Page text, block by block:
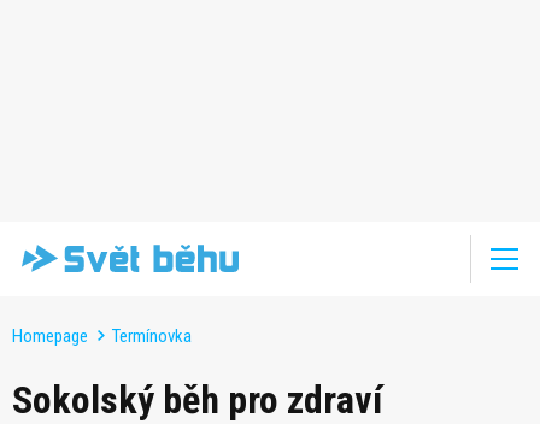
Homepage Termínovka
Sokolský běh pro zdraví